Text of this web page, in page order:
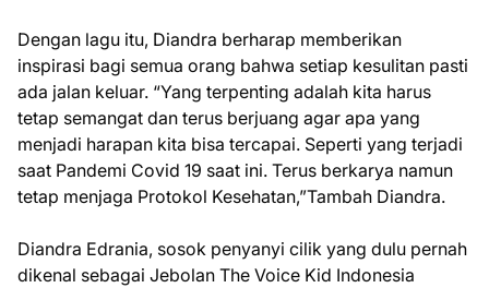
Dengan lagu itu, Diandra berharap memberikan
inspirasi bagi semua orang bahwa setiap kesulitan pasti
ada jalan keluar. “Yang terpenting adalah kita harus
tetap semangat dan terus berjuang agar apa yang
menjadi harapan kita bisa tercapai. Seperti yang terjadi
saat Pandemi Covid 19 saat ini. Terus berkarya namun
tetap menjaga Protokol Kesehatan,”Tambah Diandra.
Diandra Edrania, sosok penyanyi cilik yang dulu pernah
dikenal sebagai Jebolan The Voice Kid Indonesia